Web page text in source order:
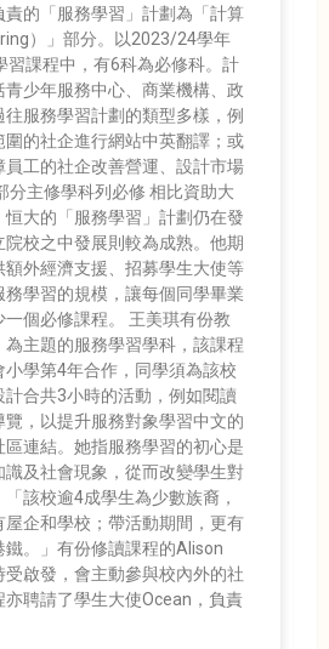
責的「服務學習」計劃為「計算
）」部分。以2023/24學年
習課程中，有6科為必修科。計
少年服務中心、商業機構、政
服務學習計劃的類型多樣，例
圍的社企進行網站中英翻譯；或
員工的社企改善營運、設計市場
分主修學科列必修 相比資助大
大的「服務學習」計劃仍在發
院校之中發展則較為成熟。他期
額外經濟支援、招募學生大使等
學習的規模，讓每個同學畢業
個必修課程。 王美琪有份教
主題的服務學習學科，該課程
學第4年合作，同學須為該校
計合共3小時的活動，例如閱讀
，以提升服務對象學習中文的
連結。她指服務學習的初心是
識及社會現象，從而改變學生對
該校逾4成學生為少數族裔，
屋企和學校；帶活動期間，更有
鐵。」有份修讀課程的Alison
啟發，會主動參與校內外的社
亦聘請了學生大使Ocean，負責